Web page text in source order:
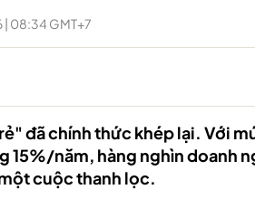
| 08:34 GMT+7
đã chính thức khép lại. Với
15%/năm, hàng nghìn doanh
cuộc thanh lọc.